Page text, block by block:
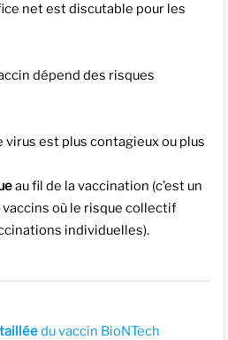
net est discutable pour les
dépend des risques
virus est plus contagieux ou plus
au fil de la vaccination (c’est un
vaccins où le risque collectif
individuelles).
du vaccin BioNTech